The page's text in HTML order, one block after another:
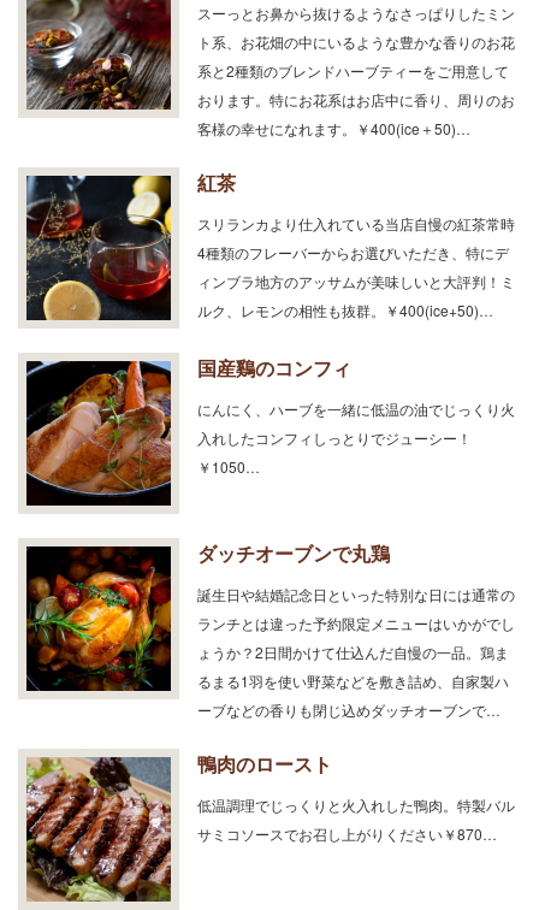
スーっとお鼻から抜けるようなさっぱりしたミン
ト系、お花畑の中にいるような豊かな香りのお花
系と2種類のブレンドハーブティーをご用意して
おります。特にお花系はお店中に香り、周りのお
客様の幸せになれます。￥400(ice＋50)…
紅茶
スリランカより仕入れている当店自慢の紅茶常時
4種類のフレーバーからお選びいただき、特にデ
ィンブラ地方のアッサムが美味しいと大評判！ミ
ルク、レモンの相性も抜群。￥400(ice+50)…
国産鷄のコンフィ
にんにく、ハーブを一緒に低温の油でじっくり火
入れしたコンフィしっとりでジューシー！
￥1050…
ダッチオーブンで丸鶏
誕生日や結婚記念日といった特別な日には通常の
ランチとは違った予約限定メニューはいかがでし
ょうか？2日間かけて仕込んだ自慢の一品。鶏ま
るまる1羽を使い野菜などを敷き詰め、自家製ハ
ーブなどの香りも閉じ込めダッチオーブンで…
鴨肉のロースト
低温調理でじっくりと火入れした鴨肉。特製バル
サミコソースでお召し上がりください￥870…